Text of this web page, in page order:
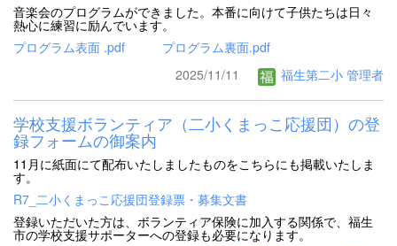
音楽会のプログラムができました。本番に向けて子供たちは日々
熱心に練習に励んでいます。
プログラム表面 .pdf
プログラム裏面.pdf
2025/11/11
福生第二小 管理者
学校支援ボランティア（二小くまっこ応援団）の登
録フォームの御案内
11月に紙面にて配布いたしましたものをこちらにも掲載いたしま
す。
R7_二小くまっこ応援団登録票・募集文書
登録いただいた方は、ボランティア保険に加入する関係で、福生
市の学校支援サポーターへの登録も必要になります。